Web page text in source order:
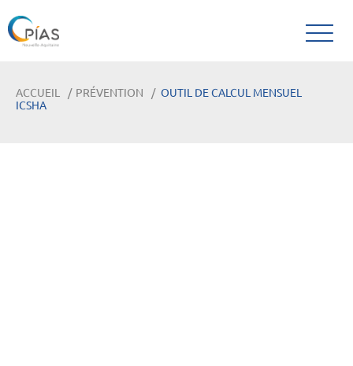
ACCUEIL PRÉVENTION
OUTIL DE CALCUL MENSUEL
ICSHA